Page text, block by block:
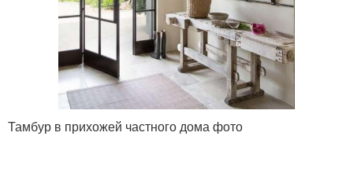
Тамбур в прихожей частного дома фото